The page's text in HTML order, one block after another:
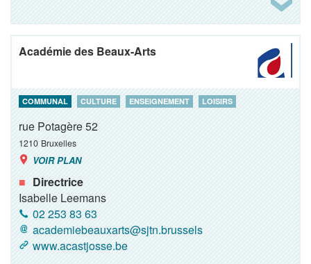
Académie des Beaux-Arts
COMMUNAL CULTURE ENSEIGNEMENT LOISIRS
rue Potagère 52
1210 Bruxelles
VOIR PLAN
Directrice
Isabelle Leemans
02 253 83 63
academiebeauxarts@sjtn.brussels
www.acastjosse.be